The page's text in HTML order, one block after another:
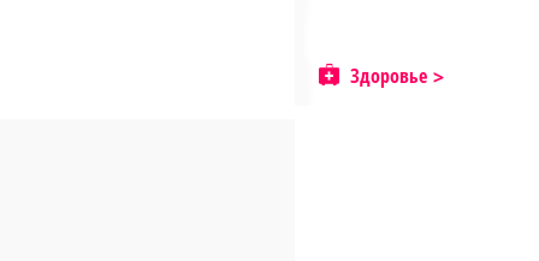
Здоровье